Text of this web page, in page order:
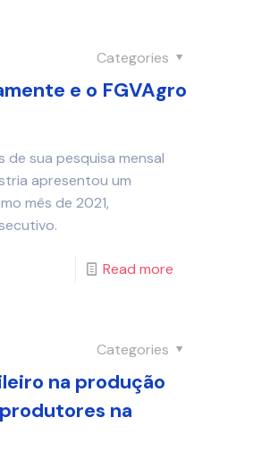
Categories
e o FGVAgro
de sua pesquisa mensal
apresentou um
mês de 2021,
Read more
Categories
na produção
na